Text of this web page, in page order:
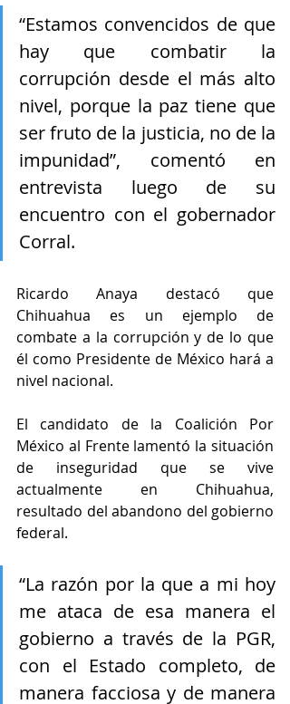
“Estamos convencidos de que
hay que combatir la
corrupción desde el más alto
nivel, porque la paz tiene que
ser fruto de la justicia, no de la
impunidad”, comentó en
entrevista luego de su
encuentro con el gobernador
Corral.
Ricardo Anaya destacó que
Chihuahua es un ejemplo de
combate a la corrupción y de lo que
él como Presidente de México hará a
nivel nacional.
El candidato de la Coalición Por
México al Frente lamentó la situación
de inseguridad que se vive
actualmente en Chihuahua,
resultado del abandono del gobierno
federal.
“La razón por la que a mi hoy
me ataca de esa manera el
gobierno a través de la PGR,
con el Estado completo, de
manera facciosa y de manera